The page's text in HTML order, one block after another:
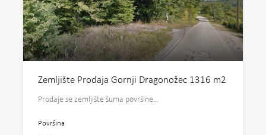
Zemljište Prodaja Gornji Dragonožec 1316 m2
Prodaje se zemljište šuma površine…
Površina